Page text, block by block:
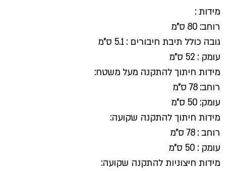
מידות :
רוחב: 80 ס"מ
גובה כולל תיבת חיבורים : 5.1 ס"מ
עומק : 52 ס"מ
מידות חיתוך להתקנה מעל משטח:
רוחב: 78 ס"מ
עומק: 50 ס"מ
מידות חיתוך להתקנה שקועה:
רוחב : 78 ס"מ
עומק : 50 ס"מ
מידות חיצוניות להתקנה שקועה: